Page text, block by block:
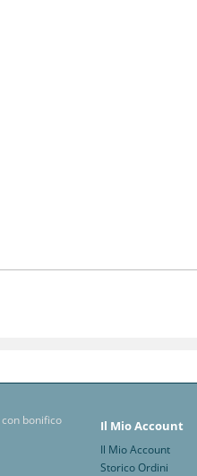
Il Mio Account
Il Mio Account
Storico Ordini